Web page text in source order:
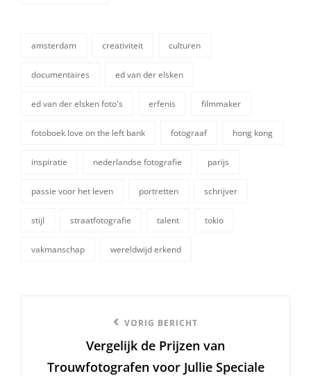
amsterdam creativiteit culturen
documentaires ed van der elsken
ed van der elsken foto's erfenis filmmaker
fotoboek love on the left bank fotograaf hong kong
inspiratie nederlandse fotografie parijs
passie voor het leven portretten schrijver
stijl straatfotografie talent tokio
vakmanschap wereldwijd erkend
VORIG BERICHT
Vergelijk de Prijzen van
Trouwfotografen voor Jullie Speciale